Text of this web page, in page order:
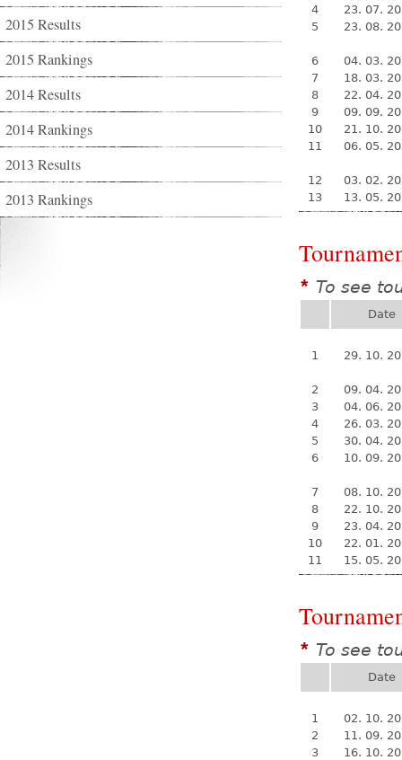
2015 Results
2015 Rankings
2014 Results
2014 Rankings
2013 Results
2013 Rankings
4
23. 07.
5
23. 08.
6
04. 03.
7
18. 03.
8
22. 04.
9
09. 09.
10
21. 10.
11
06. 05.
12
03. 02.
13
13. 05.
* To see
Date
1 29. 10.
2
09. 04.
3
04. 06.
4
26. 03.
5
30. 04.
6
10. 09.
7
08. 10.
8
22. 10.
9
23. 04.
10
22. 01.
11
15. 05.
* To see
Date
1
02. 10.
2
11. 09.
3
16. 10.